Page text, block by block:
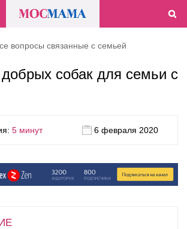
вопросы связанные с семьей
собак для семьи с
5 минут 6 февраля 2020